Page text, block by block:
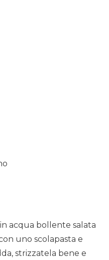
acqua bollente salata
uno scolapasta e
strizzatela bene e